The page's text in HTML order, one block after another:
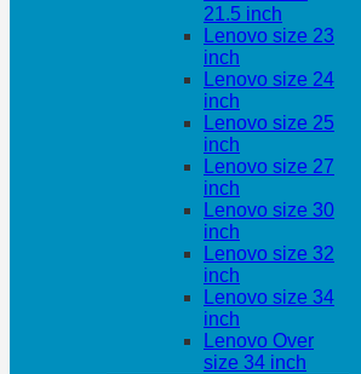
21.5 inch
Lenovo size 23
inch
Lenovo size 24
inch
Lenovo size 25
inch
Lenovo size 27
inch
Lenovo size 30
inch
Lenovo size 32
inch
Lenovo size 34
inch
Lenovo Over
size 34 inch